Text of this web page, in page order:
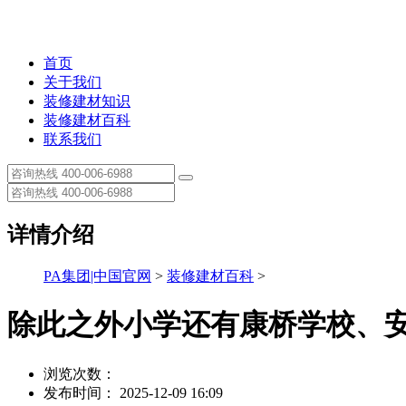
首页
关于我们
装修建材知识
装修建材百科
联系我们
详情介绍
PA集团|中国官网 > 装修建材百科 >
除此之外小学还有康桥学校、
浏览次数：
发布时间： 2025-12-09 16:09